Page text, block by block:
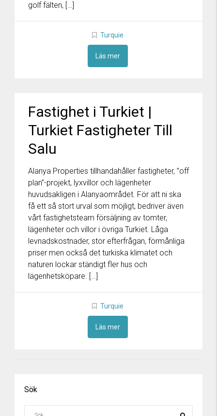
golf fälten, […]
Turquie
Läs mer
Fastighet i Turkiet |
Turkiet Fastigheter Till
Salu
Alanya Properties tillhandahåller fastigheter, ”off
plan”-projekt, lyxvillor och lägenheter
huvudsakligen i Alanyaområdet. För att ni ska
få ett så stort urval som möjligt, bedriver även
vårt fastighetsteam försäljning av tomter,
lägenheter och villor i övriga Turkiet. Låga
levnadskostnader, stor efterfrågan, förmånliga
priser men också det turkiska klimatet och
naturen lockar ständigt fler hus och
lägenhetsköpare. […]
Turquie
Läs mer
Sök